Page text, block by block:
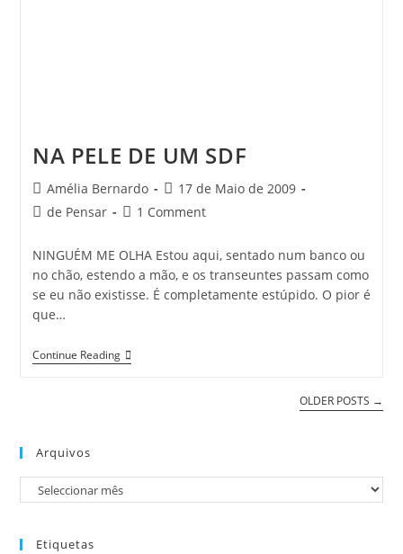
NA PELE DE UM SDF
Post
author:
Amélia Bernardo
Post
published:
17 de Maio de 2009
Postde Pensar
Post1 Comment
NINGUÉM ME OLHA Estou aqui, sentado num banco ou
no chão, estendo a mão, e os transeuntes passam como
se eu não existisse. É completamente estúpido. O pior é
que…
Continue ReadingNA
PELE
OLDER POSTS →
Arquivos
Arquivos
Etiquetas